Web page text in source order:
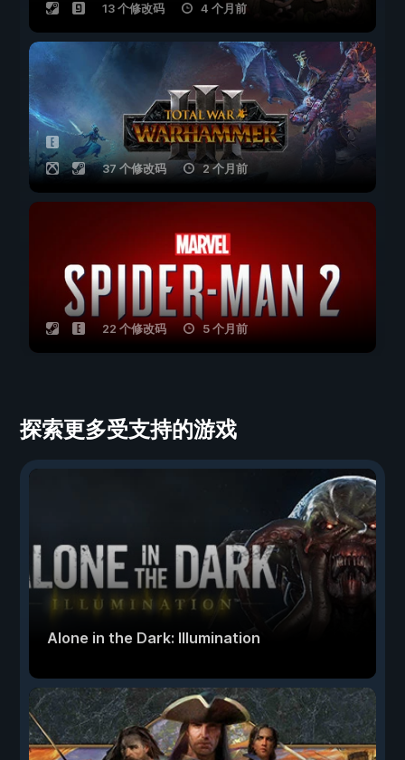
13 个修改码 4 个月前
37 个修改码 2 个月前
22 个修改码 5 个月前
探索更多受支持的游戏
Alone in the Dark: Illumination